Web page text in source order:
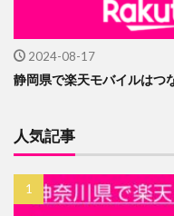
2024-08-17
静岡県で楽天モバイルはつ
人気記事